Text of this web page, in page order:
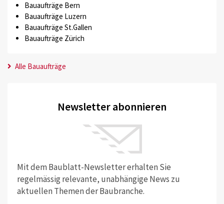
Bauaufträge Bern
Bauaufträge Luzern
Bauaufträge St.Gallen
Bauaufträge Zürich
Alle Bauaufträge
Newsletter abonnieren
Mit dem Baublatt-Newsletter erhalten Sie
regelmässig relevante, unabhängige News zu
aktuellen Themen der Baubranche.